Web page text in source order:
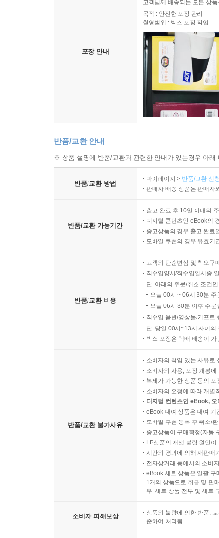
포장 안내
고객님께 배송되는 모든 상
목적 : 안전한 포장 관리
촬영범위 : 박스 포장 작업
반품/교환 안내
※ 상품 설명에 반품/교환과 관련한 안내가 있는경우 아
반품/교환 방법
마이페이지 > 반품/교환 신
판매자 배송 상품은 판매자
반품/교환 가능기간
출고 완료 후 10일 이내의
디지털 콘텐츠인 eBook의
중고상품의 경우 출고 완료
모바일 쿠폰의 경우 유효기
반품/교환 비용
고객의 단순변심 및 착오구
직수입양서/직수입일서중
단, 아래의 주문/취소 조건
오늘 00시 ~ 06시 30분
오늘 06시 30분 이후 주
직수입 음반/영상물/기프트
단, 당일 00시~13시 사이의
박스 포장은 택배 배송이
반품/교환 불가사유
소비자의 책임 있는 사유로
소비자의 사용, 포장 개봉
복제가 가능한 상품 등의
소비자의 요청에 따라 개별
디지털 컨텐츠인 eBook,
eBook 대여 상품은 대여 기
모바일 쿠폰 등록 후 취소/
중고상품이 구매확정(자동
LP상품의 재생 불량 원인
시간의 경과에 의해 재판매
전자상거래 등에서의 소비
eBook 세트 상품은 일괄 구
1개의 상품으로 취급 및 판
우, 세트 상품 전부 및 세트
소비자 피해보상
상품의 불량에 의한 반품,
준하여 처리됨